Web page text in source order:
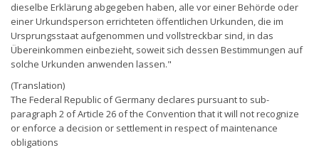
dieselbe Erklärung abgegeben haben, alle vor einer Behörde oder
einer Urkundsperson errichteten öffentlichen Urkunden, die im
Ursprungsstaat aufgenommen und vollstreckbar sind, in das
Übereinkommen einbezieht, soweit sich dessen Bestimmungen auf
solche Urkunden anwenden lassen."
(Translation)
The Federal Republic of Germany declares pursuant to sub-
paragraph 2 of Article 26 of the Convention that it will not recognize
or enforce a decision or settlement in respect of maintenance
obligations